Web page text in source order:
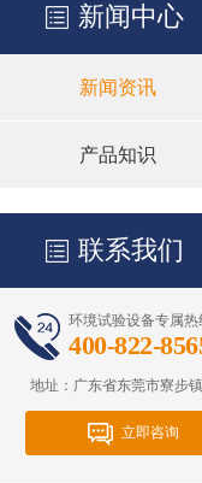
新闻中心
新闻资讯
产品知识
联系我们
环境试验设备专属热
400-822-
地址：广东省东莞市寮步
立即咨询